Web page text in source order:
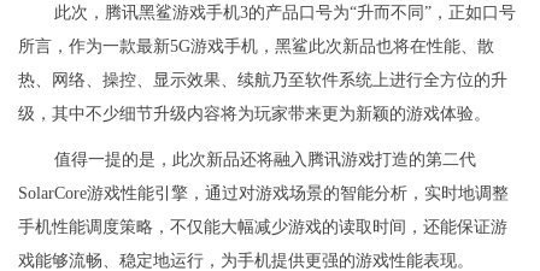
此次，腾讯黑鲨游戏手机3的产品口号为“升而不同”，正如口号
所言，作为一款最新5G游戏手机，黑鲨此次新品也将在性能、散
热、网络、操控、显示效果、续航乃至软件系统上进行全方位的升
级，其中不少细节升级内容将为玩家带来更为新颖的游戏体验。
值得一提的是，此次新品还将融入腾讯游戏打造的第二代
SolarCore游戏性能引擎，通过对游戏场景的智能分析，实时地调整
手机性能调度策略，不仅能大幅减少游戏的读取时间，还能保证游
戏能够流畅、稳定地运行，为手机提供更强的游戏性能表现。